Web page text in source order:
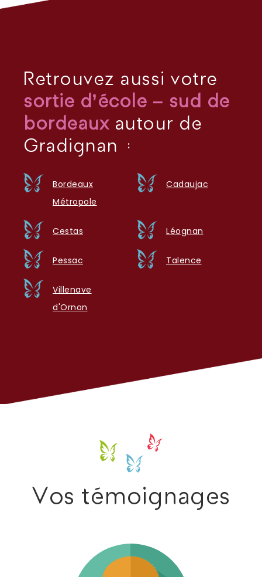
Retrouvez aussi votre
sortie d’école – sud de
bordeauxautour de
Gradignan :
Bordeaux
Métropole
Cadaujac
Cestas Léognan
Pessac Talence
Villenave
d'Ornon
Vos témoignages